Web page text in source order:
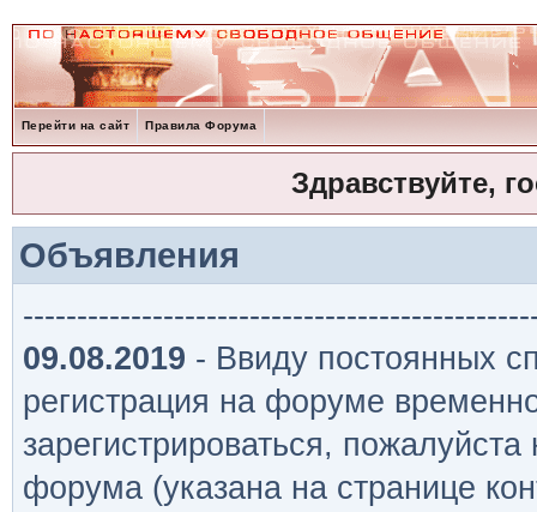
Перейти на сайт Правила Форума
Здравствуйте,
Объявления
09.08.2019 - Ввиду постоянных
регистрация на форуме
зарегистрироваться,
форума (указана на странице